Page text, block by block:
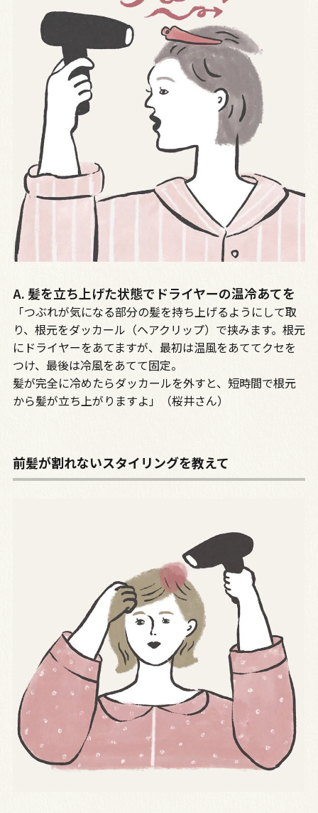
A. 髪を立ち上げた状態でドライヤーの温冷あてを
「つぶれが気になる部分の髪を持ち上げるようにして取
り、根元をダッカール（ヘアクリップ）で挟みます。根元
にドライヤーをあてますが、最初は温風をあててクセを
つけ、最後は冷風をあてて固定。
髪が完全に冷めたらダッカールを外すと、短時間で根元
から髪が立ち上がりますよ」（桜井さん）
前髪が割れないスタイリングを教えて